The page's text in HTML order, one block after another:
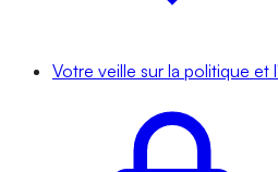
Votre veille sur la politique